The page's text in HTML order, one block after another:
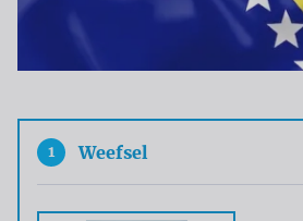
1 Weefsel